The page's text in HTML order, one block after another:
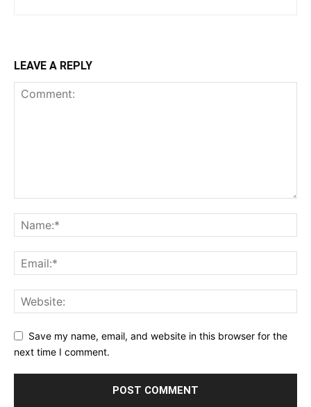
LEAVE A REPLY
Save my name, email, and website in this browser for the
next time I comment.